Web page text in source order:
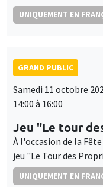
UNIQUEMENT EN
GRAND PUBLIC
Samedi 11 octobre
14:00 à 16:00
Jeu "Le tour
À l'occasion de la
jeu "Le Tour des
UNIQUEMENT EN